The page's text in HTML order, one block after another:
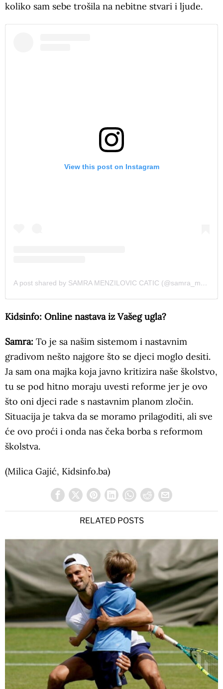
koliko sam sebe trošila na nebitne stvari i ljude.
View this post on Instagram
A post shared by SAMRA MENZILOVIC CATIC (@samra_menzilovic)
Kidsinfo: Online nastava iz Vašeg ugla?
Samra: To je sa našim sistemom i nastavnim
gradivom nešto najgore što se djeci moglo desiti.
Ja sam ona majka koja javno kritizira naše školstvo,
tu se pod hitno moraju uvesti reforme jer je ovo
što oni djeci rade s nastavnim planom zločin.
Situacija je takva da se moramo prilagoditi, ali sve
će ovo proći i onda nas čeka borba s reformom
školstva.
(Milica Gajić, Kidsinfo.ba)
RELATED POSTS